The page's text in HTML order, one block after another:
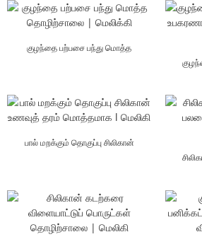
குழந்தை பற்பசை பந்து மொத்த
பால் மறக்கும் தொகுப்பு சிலிகான்